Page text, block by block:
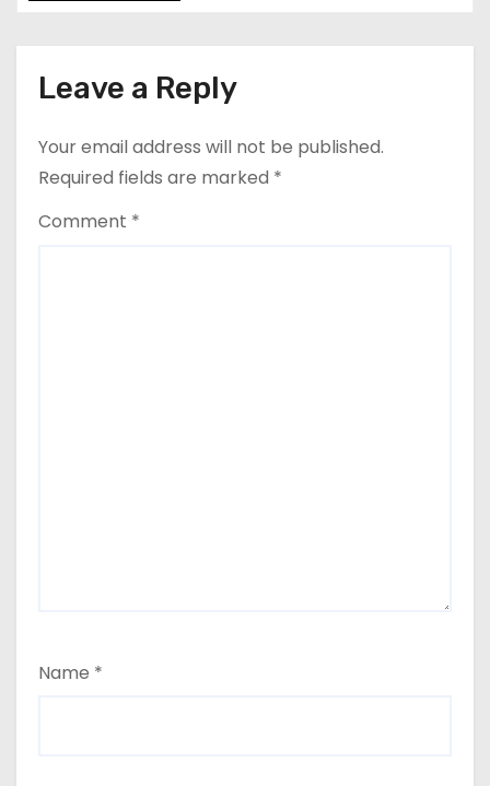
Leave a Reply
Your email address will not be published.
Required fields are marked *
Comment *
Name *